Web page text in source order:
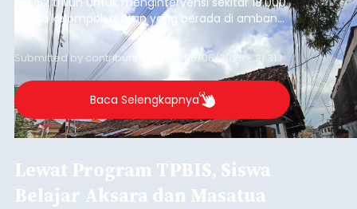
warga kelompok rentan yang berada di ambang
garis kemiskinan. Langkah strategis ini diambil
guna menjaga masyarakat yang berada pada
kelompok desil 5 dan 6 tersebut agar tidak
merosot ke kategori miskin.
Submitted by contributor Thu, 08/06/2026 - 21:31
Baca Selengkapnya
Lewat Program TPBIS, Siswa
Belajar Aksara dan Masatua